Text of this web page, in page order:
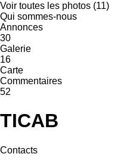
Voir toutes les photos (11)
Qui sommes-nous
Annonces
30
Galerie
16
Carte
Commentaires
52
TICAB
Contacts